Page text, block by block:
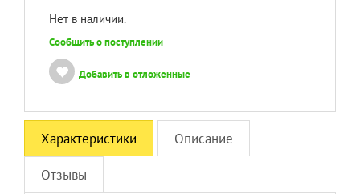
Нет в наличии.
Сообщить о поступлении
Добавить в отложенные
Характеристики Описание
Отзывы